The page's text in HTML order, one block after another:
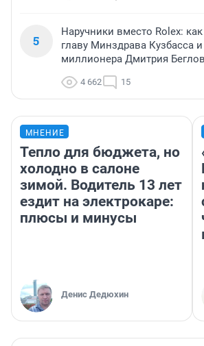
5
Наручники вместо Rolex:
главу Минздрава Кузбасса
миллионера Дмитрия
4 662 15
МНЕНИЕ
Тепло для бюджета, но
холодно в салоне
зимой. Водитель 13 лет
ездит на электрокаре:
плюсы и минусы
Денис Дедюхин